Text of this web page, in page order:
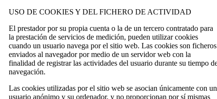
USO DE COOKIES Y DEL FICHERO DE ACTIVIDAD
El prestador por su propia cuenta o la de un tercero contratado para
la prestación de servicios de medición, pueden utilizar cookies
cuando un usuario navega por el sitio web. Las cookies son ficheros
enviados al navegador por medio de un servidor web con la
finalidad de registrar las actividades del usuario durante su tiempo
navegación.
Las cookies utilizadas por el sitio web se asocian únicamente con un
usuario anónimo y su ordenador, y no proporcionan por sí mismas